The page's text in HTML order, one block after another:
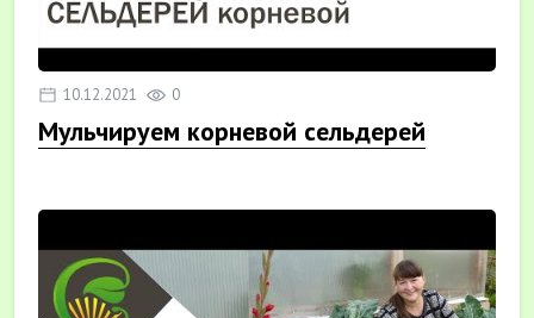
10.12.2021 0
Мульчируем корневой сельдерей